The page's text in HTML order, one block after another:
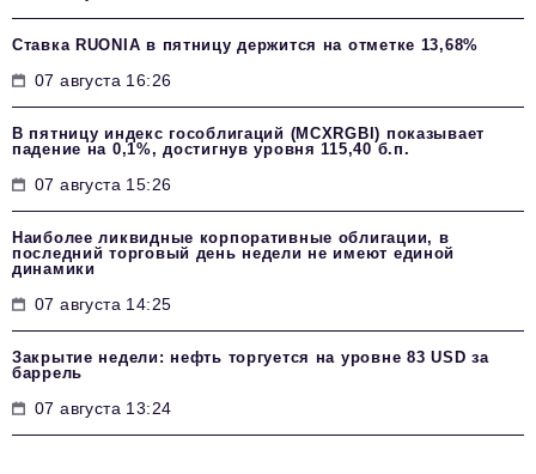
Ставка RUONIA в пятницу держится на отметке 13,68%
07 августа 16:26
В пятницу индекс гособлигаций (MCXRGBI) показывает
падение на 0,1%, достигнув уровня 115,40 б.п.
07 августа 15:26
Наиболее ликвидные корпоративные облигации, в
последний торговый день недели не имеют единой
динамики
07 августа 14:25
Закрытие недели: нефть торгуется на уровне 83 USD за
баррель
07 августа 13:24